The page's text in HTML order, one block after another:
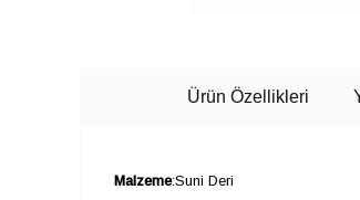
Ürün Özellikleri
Malzeme:Suni Deri